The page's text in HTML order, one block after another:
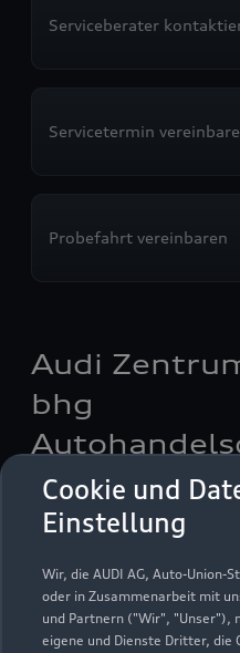
Cookie und
Einstellung
Wir, die AUDI AG, Auto-
oder in Zusammenarbeit mit
und Partnern ("Wir", "Unser"),
eigene und Dienste Dritter, die
Serviceberater
Servicetermin
Probefahrt vereinbaren
Audi
bhg
mbH
Autoverkauf
Servicepartner